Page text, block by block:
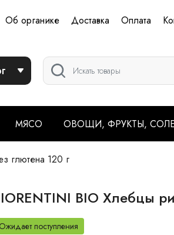
Об органике Доставка Оплата
МЯСО ОВОЩИ, ФРУКТЫ,
глютена 120 г
BIO Хлебцы
Ожидает поступления